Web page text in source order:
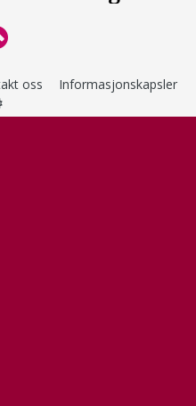
oss Informasjonskapsler